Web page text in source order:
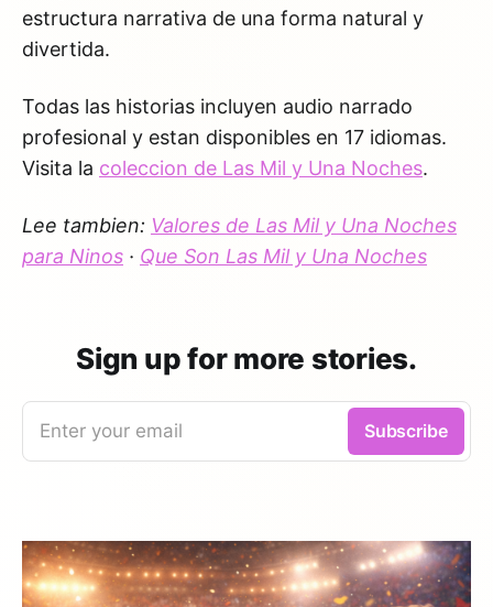
estructura narrativa de una forma natural y
divertida.
Todas las historias incluyen audio narrado
profesional y estan disponibles en 17 idiomas.
Visita la coleccion de Las Mil y Una Noches.
Lee tambien: Valores de Las Mil y Una Noches
para Ninos · Que Son Las Mil y Una Noches
Sign up for more stories.
Enter your email Subscribe